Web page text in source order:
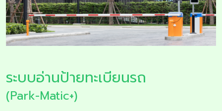
ระบบอ่านป้ายทะเบียนรถ
(Park-Matic+)